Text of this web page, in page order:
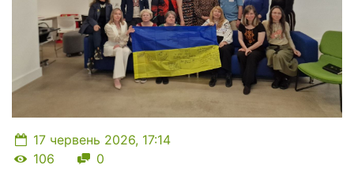
17 червень 2026, 17:14
Кількість переглядів
106 Кількість коментарів
0